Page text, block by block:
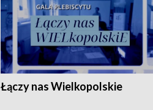
Łączy nas Wielkopolskie